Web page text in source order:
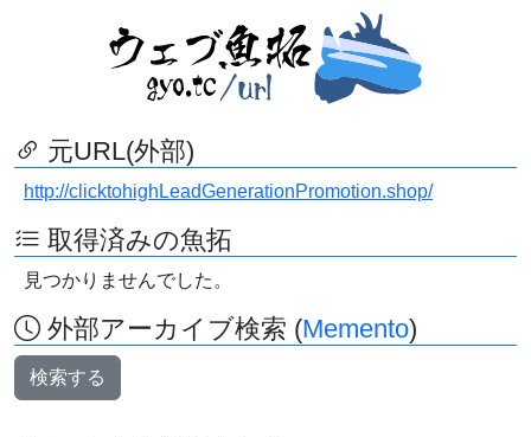
元URL(外部)
http://clicktohighLeadGenerationPromotion.shop/
取得済みの魚拓
見つかりませんでした。
外部アーカイブ検索 (Memento)
検索する